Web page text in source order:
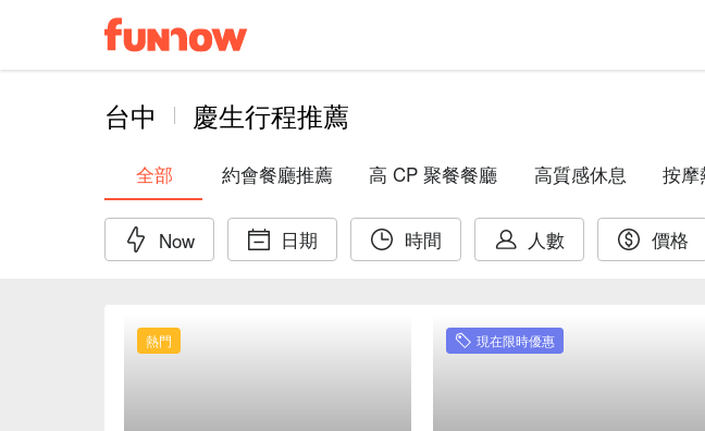
台中 慶生行程推薦
全部 約會餐廳推薦 高 CP 聚餐餐廳 高質感休息 按摩
Now 日期 時間 人數 價格
熱門 現在限時優惠